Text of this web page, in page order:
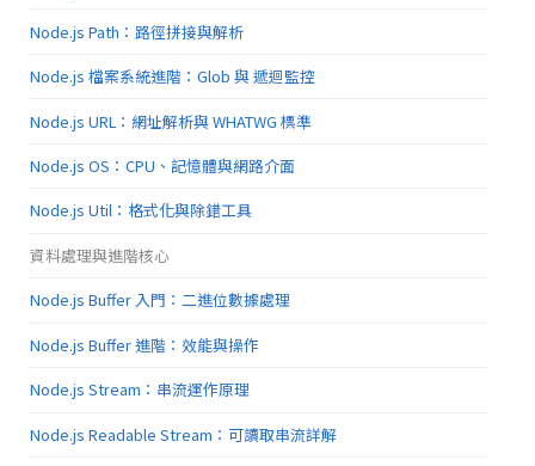
Node.js Path：路徑拼接與解析
Node.js 檔案系統進階：Glob 與 遞迴監控
Node.js URL：網址解析與 WHATWG 標準
Node.js OS：CPU、記憶體與網路介面
Node.js Util：格式化與除錯工具
資料處理與進階核心
Node.js Buffer 入門：二進位數據處理
Node.js Buffer 進階：效能與操作
Node.js Stream：串流運作原理
Node.js Readable Stream：可讀取串流詳解